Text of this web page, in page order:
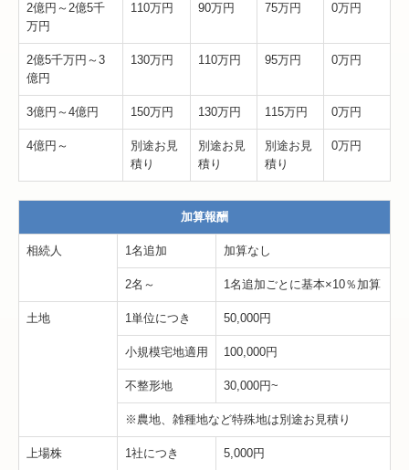
2億円～2億5千
万円
110万円 90万円 75万円 0万円
2億5千万円～3
億円
130万円 110万円 95万円 0万円
3億円～4億円 150万円 130万円 115万円 0万円
4億円～
別途お見
積り
別途お見
積り
別途お見
積り
0万円
加算報酬
相続人 1名追加 加算なし
2名～ 1名追加ごとに基本×10％加算
土地 1単位につき 50,000円
小規模宅地適用 100,000円
不整形地 30,000円~
※農地、雑種地など特殊地は別途お見積り
上場株 1社につき 5,000円